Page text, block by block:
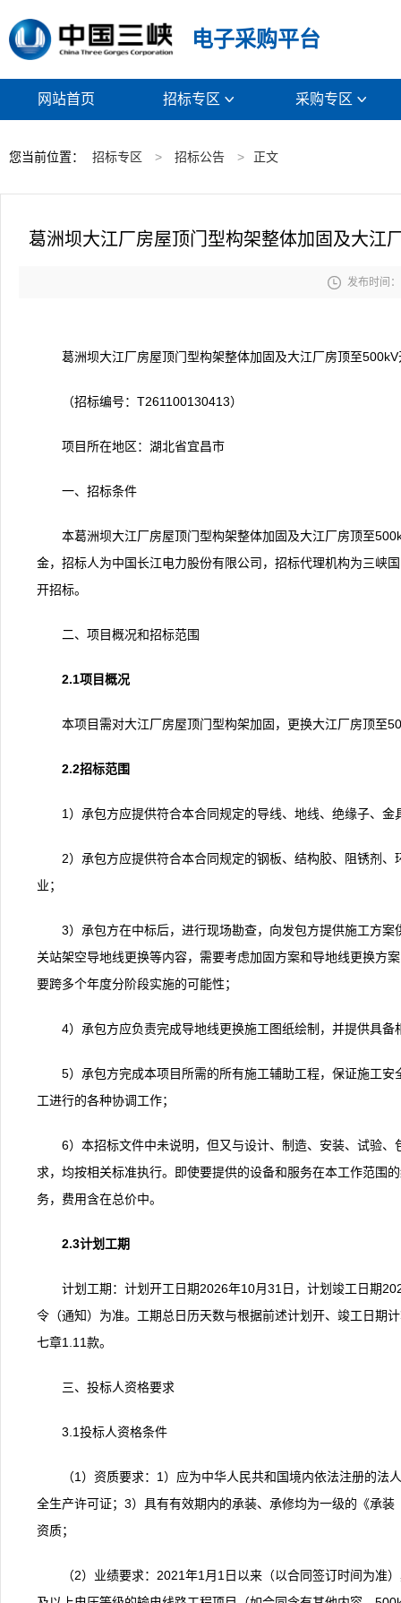
电子采购平台
网站首页 招标专区  采购专区 
您当前位置： 招标专区 > 招标公告 > 正文
葛洲坝大江厂房屋顶门型构架整体加固及大江
 发布时间
葛洲坝大江厂房屋顶门型构架整体加固及大江厂房顶至
（招标编号：T261100130413）
项目所在地区：湖北省宜昌市
一、招标条件
本葛洲坝大江厂房屋顶门型构架整体加固及大江厂房顶至
金，招标人为中国长江电力股份有限公司，招标代理机构为三峡
开招标。
二、项目概况和招标范围
2.1项目概况
本项目需对大江厂房屋顶门型构架加固，更换大江厂房顶至
2.2招标范围
1）承包方应提供符合本合同规定的导线、地线、绝缘子、
2）承包方应提供符合本合同规定的钢板、结构胶、阻锈剂
业；
3）承包方在中标后，进行现场勘查，向发包方提供施工方
关站架空导地线更换等内容，需要考虑加固方案和导地线更换方
要跨多个年度分阶段实施的可能性；
4）承包方应负责完成导地线更换施工图纸绘制，并提供具
5）承包方完成本项目所需的所有施工辅助工程，保证施工
工进行的各种协调工作；
6）本招标文件中未说明，但又与设计、制造、安装、试验
求，均按相关标准执行。即使要提供的设备和服务在本工作范围
务，费用含在总价中。
2.3计划工期
计划工期：计划开工日期2026年10月31日，计划竣工日期
令（通知）为准。工期总日历天数与根据前述计划开、竣工日期
七章1.11款。
三、投标人资格要求
3.1投标人资格条件
（1）资质要求：1）应为中华人民共和国境内依法注册的
全生产许可证；3）具有有效期内的承装、承修均为一级的《承
资质；
（2）业绩要求：2021年1月1日以来（以合同签订时间为